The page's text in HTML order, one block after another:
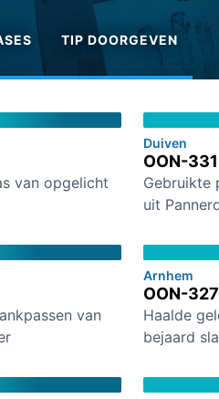
TIP DOORGEVEN
van opgelicht
Duiven
OON-331
Gebruikte
uit
van
Arnhem
OON-327
Haalde
bejaard